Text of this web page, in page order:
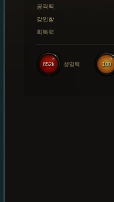
공격력
강인함
회복력
100
852k 생명력